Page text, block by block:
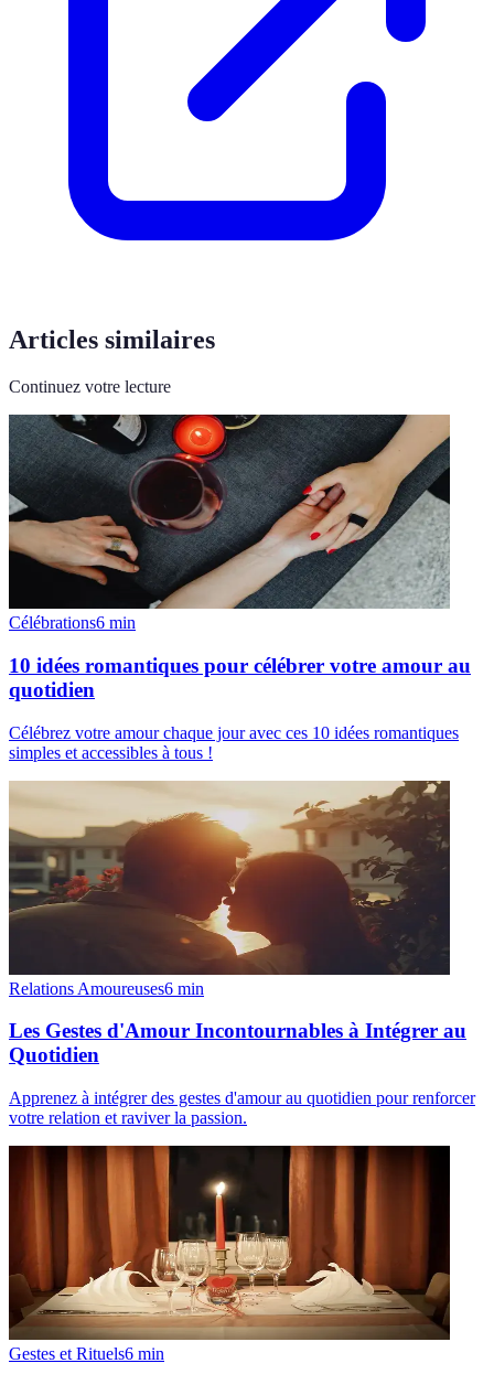
Articles similaires
Continuez votre lecture
Célébrations6 min
10 idées romantiques pour célébrer votre amour au
quotidien
Célébrez votre amour chaque jour avec ces 10 idées romantiques
simples et accessibles à tous !
Relations Amoureuses6 min
Les Gestes d'Amour Incontournables à Intégrer au
Quotidien
Apprenez à intégrer des gestes d'amour au quotidien pour renforcer
votre relation et raviver la passion.
Gestes et Rituels6 min